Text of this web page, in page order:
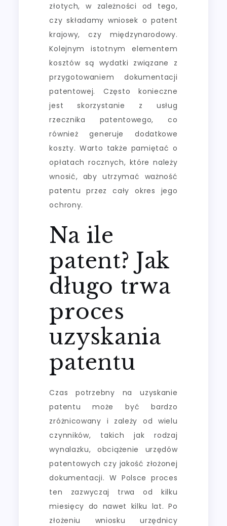
złotych, w zależności od tego,
czy składamy wniosek o patent
krajowy, czy międzynarodowy.
Kolejnym istotnym elementem
kosztów są wydatki związane z
przygotowaniem dokumentacji
patentowej. Często konieczne
jest skorzystanie z usług
rzecznika patentowego, co
również generuje dodatkowe
koszty. Warto także pamiętać o
opłatach rocznych, które należy
wnosić, aby utrzymać ważność
patentu przez cały okres jego
ochrony.
Na ile
patent? Jak
długo trwa
proces
uzyskania
patentu
Czas potrzebny na uzyskanie
patentu może być bardzo
zróżnicowany i zależy od wielu
czynników, takich jak rodzaj
wynalazku, obciążenie urzędów
patentowych czy jakość złożonej
dokumentacji. W Polsce proces
ten zazwyczaj trwa od kilku
miesięcy do nawet kilku lat. Po
złożeniu wniosku urzędnicy